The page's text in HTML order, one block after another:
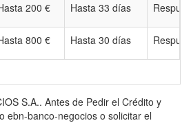
200 € Hasta 33 días
800 € Hasta 30 días
S.A.. Antes de Pedir el Crédito y
ebn-banco-negocios o solicitar el